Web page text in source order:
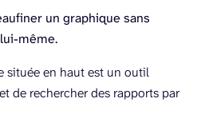
un graphique sans
même.
située en haut est un outil
de rechercher des rapports par